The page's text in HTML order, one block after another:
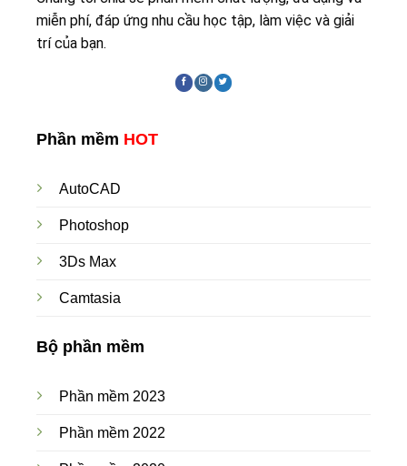
miễn phí, đáp ứng nhu cầu học tập, làm việc và giải
trí của bạn.
Phần mềm HOT
AutoCAD
Photoshop
3Ds Max
Camtasia
Bộ phần mềm
Phần mềm 2023
Phần mềm 2022